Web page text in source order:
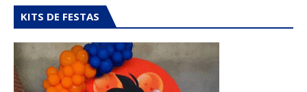
KITS DE FESTAS